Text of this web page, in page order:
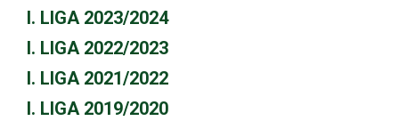
I. LIGA 2023/2024
I. LIGA 2022/2023
I. LIGA 2021/2022
I. LIGA 2019/2020